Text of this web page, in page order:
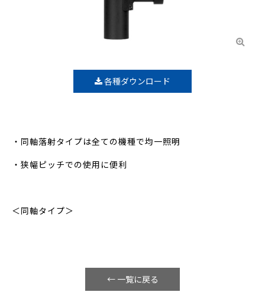
・同軸落射タイプは全ての機種で均一照明
・狭幅ピッチでの使用に便利
＜同軸タイプ＞
各種ダウンロード
← 一覧に戻る